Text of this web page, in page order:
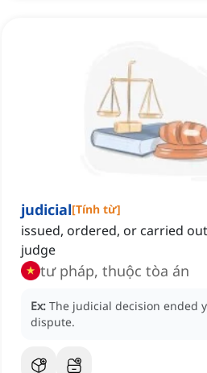
judicial[Tính từ]
issued, ordered, or carried
judge
tư pháp, thuộc tòa án
Ex: The judicial decision ended
dispute.